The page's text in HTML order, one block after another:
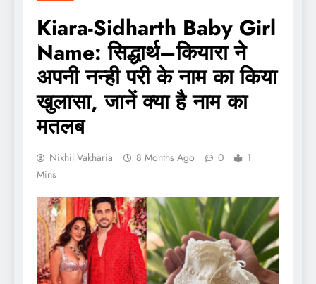
Kiara-Sidharth Baby Girl
Name: सिद्धार्थ–कियारा ने
अपनी नन्ही परी के नाम का किया
खुलासा, जानें क्या है नाम का
मतलब
Nikhil Vakharia 8 Months Ago 0
1
Mins